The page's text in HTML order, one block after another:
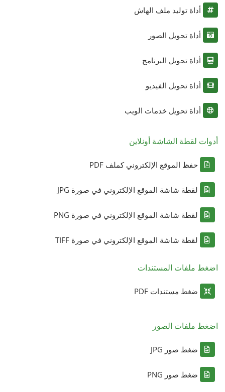
أداة توليد ملف الهاش
أداة تحويل الصور
أداة تحويل البرنامج
أداة تحويل الفيديو
أداة تحويل خدمات الويب
أدوات لقطة الشاشة أونلاين
حفظ الموقع الإلكتروني كملف PDF
لقطة شاشة الموقع الإلكتروني في صورة JPG
لقطة شاشة الموقع الإلكتروني في صورة PNG
لقطة شاشة الموقع الإلكتروني في صورة TIFF
اضغط ملفات المستندات
ضغط مستندات PDF
اضغط ملفات الصور
ضغط صور JPG
ضغط صور PNG